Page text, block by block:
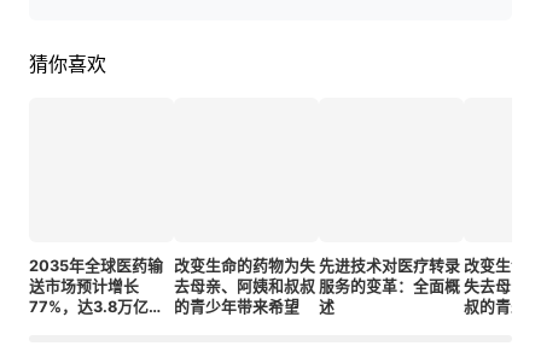
猜你喜欢
2035年全球医药输
送市场预计增长
77%，达3.8万亿美
改变生命的药物为失
去母亲、阿姨和叔叔
的青少年带来希望
先进技术对医疗转录
服务的变革：全面概
述
改变生命
失去母亲
叔的青少